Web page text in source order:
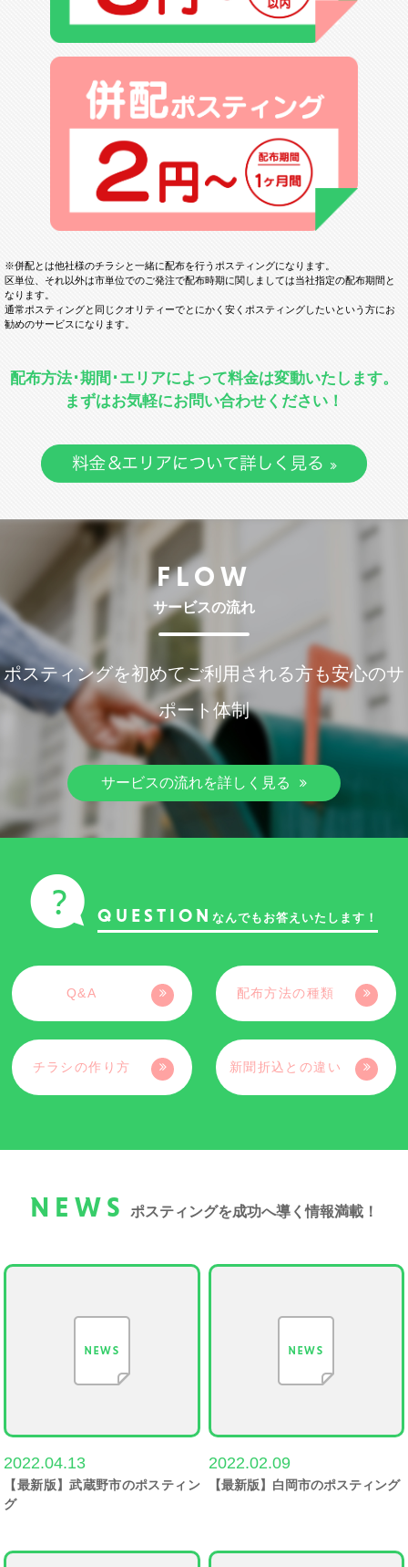
※併配とは他社様のチラシと一緒に配布を行うポスティングになります。
区単位、それ以外は市単位でのご発注で配布時期に関しましては当社指定の配布期間と
なります。
通常ポスティングと同じクオリティーでとにかく安くポスティングしたいという方にお
勧めのサービスになります。
配布方法･期間･エリアによって料金は変動いたします。
まずはお気軽にお問い合わせください！
FLOW
サービスの流れ
ポスティングを初めてご利用される方も安心のサ
ポート体制
サービスの流れを詳しく見る
QUESTION なんでもお答えいたします！
Q&A 配布方法の種類
チラシの作り方 新聞折込との違い
NEWS ポスティングを成功へ導く情報満載！
2022.04.13
【最新版】武蔵野市のポスティン
グ
2022.02.09
【最新版】白岡市のポスティング